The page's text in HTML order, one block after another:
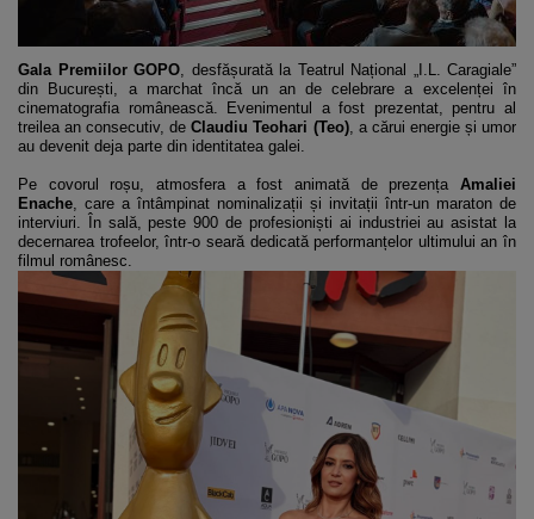
Gala Premiilor GOPO, desfășurată la Teatrul Național „I.L. Caragiale”
din București, a marchat încă un an de celebrare a excelenței în
cinematografia românească. Evenimentul a fost prezentat, pentru al
treilea an consecutiv, deClaudiu Teohari (Teo), a cărui energie și umor
au devenit deja parte din identitatea galei.
Pe covorul roșu, atmosfera a fost animată de prezența Amaliei
Enache, care a întâmpinat nominalizații și invitații într-un maraton de
interviuri. În sală, peste 900 de profesioniști ai industriei au asistat la
decernarea trofeelor, într-o seară dedicată performanțelor ultimului an în
filmul românesc.